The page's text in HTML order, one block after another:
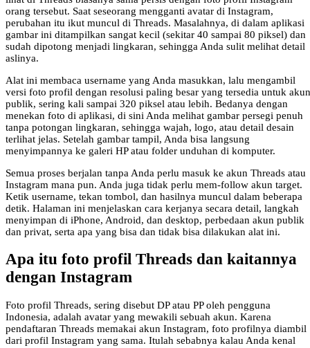
orang tersebut. Saat seseorang mengganti avatar di Instagram,
perubahan itu ikut muncul di Threads. Masalahnya, di dalam aplikasi
gambar ini ditampilkan sangat kecil (sekitar 40 sampai 80 piksel) dan
sudah dipotong menjadi lingkaran, sehingga Anda sulit melihat detail
aslinya.
Alat ini membaca username yang Anda masukkan, lalu mengambil
versi foto profil dengan resolusi paling besar yang tersedia untuk akun
publik, sering kali sampai 320 piksel atau lebih. Bedanya dengan
menekan foto di aplikasi, di sini Anda melihat gambar persegi penuh
tanpa potongan lingkaran, sehingga wajah, logo, atau detail desain
terlihat jelas. Setelah gambar tampil, Anda bisa langsung
menyimpannya ke galeri HP atau folder unduhan di komputer.
Semua proses berjalan tanpa Anda perlu masuk ke akun Threads atau
Instagram mana pun. Anda juga tidak perlu mem-follow akun target.
Ketik username, tekan tombol, dan hasilnya muncul dalam beberapa
detik. Halaman ini menjelaskan cara kerjanya secara detail, langkah
menyimpan di iPhone, Android, dan desktop, perbedaan akun publik
dan privat, serta apa yang bisa dan tidak bisa dilakukan alat ini.
Apa itu foto profil Threads dan kaitannya
dengan Instagram
Foto profil Threads, sering disebut DP atau PP oleh pengguna
Indonesia, adalah avatar yang mewakili sebuah akun. Karena
pendaftaran Threads memakai akun Instagram, foto profilnya diambil
dari profil Instagram yang sama. Itulah sebabnya kalau Anda kenal